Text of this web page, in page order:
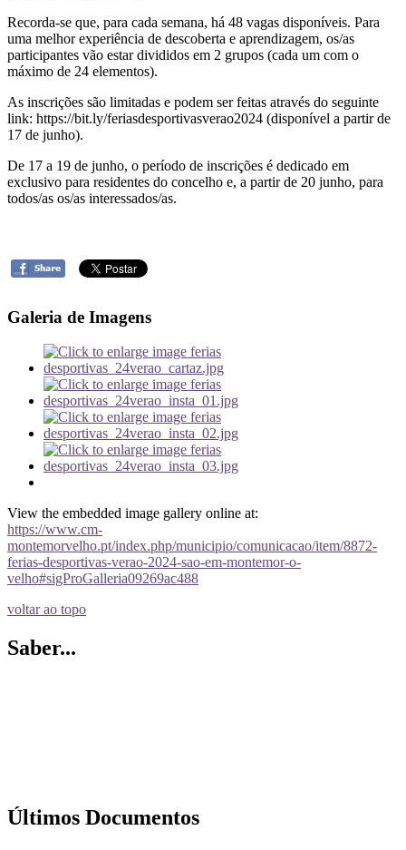
Recorda-se que, para cada semana, há 48 vagas disponíveis. Para
uma melhor experiência de descoberta e aprendizagem, os/as
participantes vão estar divididos em 2 grupos (cada um com o
máximo de 24 elementos).
As inscrições são limitadas e podem ser feitas através do seguinte
link: https://bit.ly/feriasdesportivasverao2024 (disponível a partir de
17 de junho).
De 17 a 19 de junho, o período de inscrições é dedicado em
exclusivo para residentes do concelho e, a partir de 20 junho, para
todos/as os/as interessados/as.
Galeria de Imagens
View the embedded image gallery online at:
https://www.cm-
montemorvelho.pt/index.php/municipio/comunicacao/item/8872-
ferias-desportivas-verao-2024-sao-em-montemor-o-
velho#sigProGalleria09269ac488
voltar ao topo
Saber...
Últimos Documentos